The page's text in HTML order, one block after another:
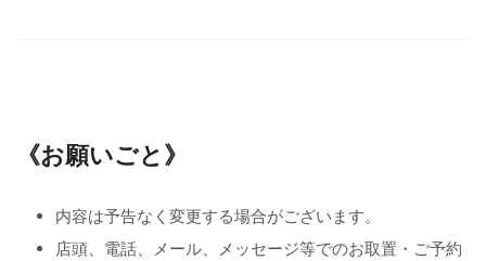
《お願いごと》
内容は予告なく変更する場合がございます。
店頭、電話、メール、メッセージ等でのお取置・ご予約